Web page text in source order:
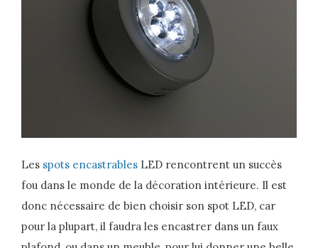
Les spots encastrables LED rencontrent un succès
fou dans le monde de la décoration intérieure. Il est
donc nécessaire de bien choisir son spot LED, car
pour la plupart, il faudra les encastrer dans un faux